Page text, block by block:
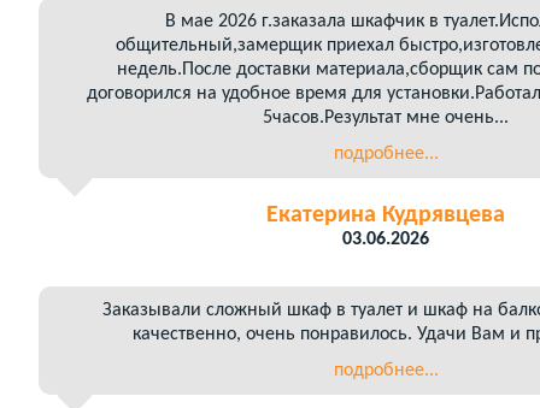
В мае 2026 г.заказала шкафчик в
общительный,замерщик приехал
недель.После доставки материала,сборщик сам
договорился на удобное время для
5часов.Результат мне очень...
подробнее...
Екатерина Кудрявцева
03.06.2026
Заказывали сложный шкаф в туалет и шкаф на
качественно, очень понравилось. Удачи Вам и
подробнее...